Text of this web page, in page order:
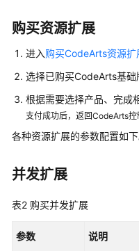
项
级
设
管
理
员
限
购买资源扩展
进入购买CodeArts资源扩
选择已购买CodeArts基础
根据需要选择产品、完成
支付成功后，返回CodeArts控
各种资源扩展的参数配置如下
并发扩展
表2 购买并发扩展
参数 说明